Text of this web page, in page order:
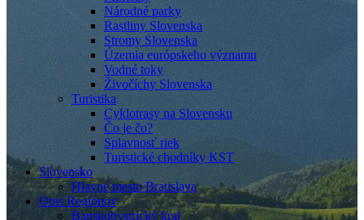
Národné parky
Rastliny Slovenska
Stromy Slovenska
Územia európskeho významu
Vodné toky
Živočíchy Slovenska
Turistika
Cyklotrasy na Slovensku
Čo je čo?
Splavnosť riek
Turistické chodníky KST
Slovensko
Hlavné mesto Bratislava
Opis Regiónov
Banskobystrický kraj